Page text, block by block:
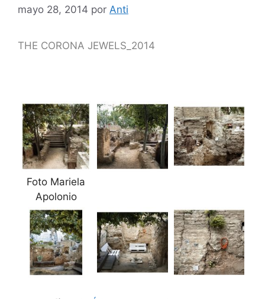
mayo 28, 2014 por Anti
THE CORONA JEWELS_2014
Foto Mariela
Apolonio